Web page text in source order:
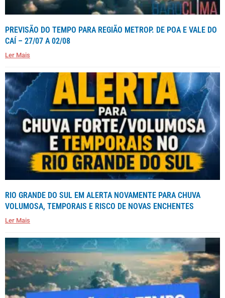
PREVISÃO DO TEMPO PARA REGIÃO METROP. DE POA E VALE DO
CAÍ – 27/07 A 02/08
Ler Mais
RIO GRANDE DO SUL EM ALERTA NOVAMENTE PARA CHUVA
VOLUMOSA, TEMPORAIS E RISCO DE NOVAS ENCHENTES
Ler Mais